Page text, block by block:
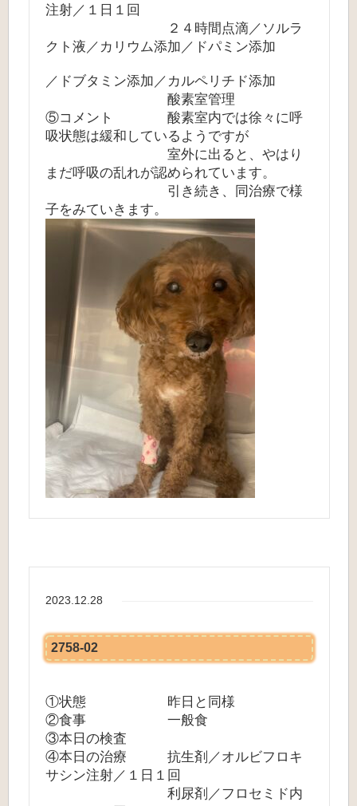
注射／１日１回
２４時間点滴／ソルラ
クト液／カリウム添加／ドパミン添加
／ドブタミン添加／カルペリチド添加
酸素室管理
⑤コメント 酸素室内では徐々に呼
吸状態は緩和しているようですが
室外に出ると、やはり
まだ呼吸の乱れが認められています。
引き続き、同治療で様
子をみていきます。
2023.12.28
2758-02
①状態 昨日と同様
②食事 一般食
③本日の検査
④本日の治療 抗生剤／オルビフロキ
サシン注射／１日１回
利尿剤／フロセミド内